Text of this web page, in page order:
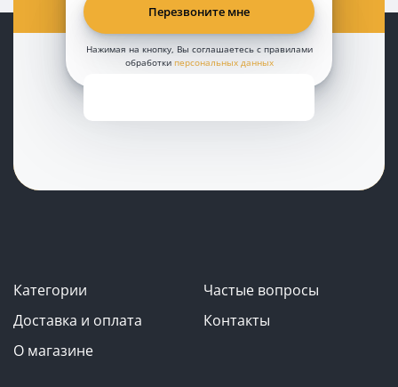
Нажимая на кнопку, Вы соглашаетесь с правилами
обработки персональных данных
Категории
Частые вопросы
Доставка и оплата
Контакты
О магазине